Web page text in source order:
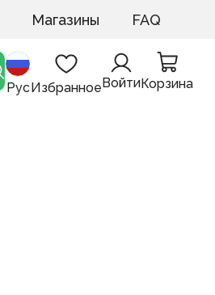
Магазины FAQ
РусИзбранноеВойтиКорзина